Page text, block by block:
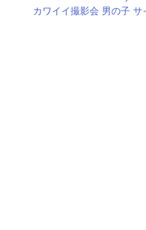
カワイイ撮影会 男の子